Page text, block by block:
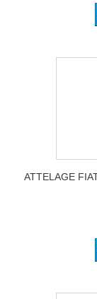
ATTELAGE